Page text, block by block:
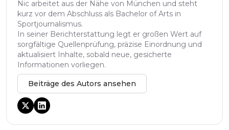
Nic arbeitet aus der Nähe von München und steht
kurz vor dem Abschluss als Bachelor of Arts in
Sportjournalismus.
In seiner Berichterstattung legt er großen Wert auf
sorgfältige Quellenprüfung, präzise Einordnung und
aktualisiert Inhalte, sobald neue, gesicherte
Informationen vorliegen.
Beiträge des Autors ansehen